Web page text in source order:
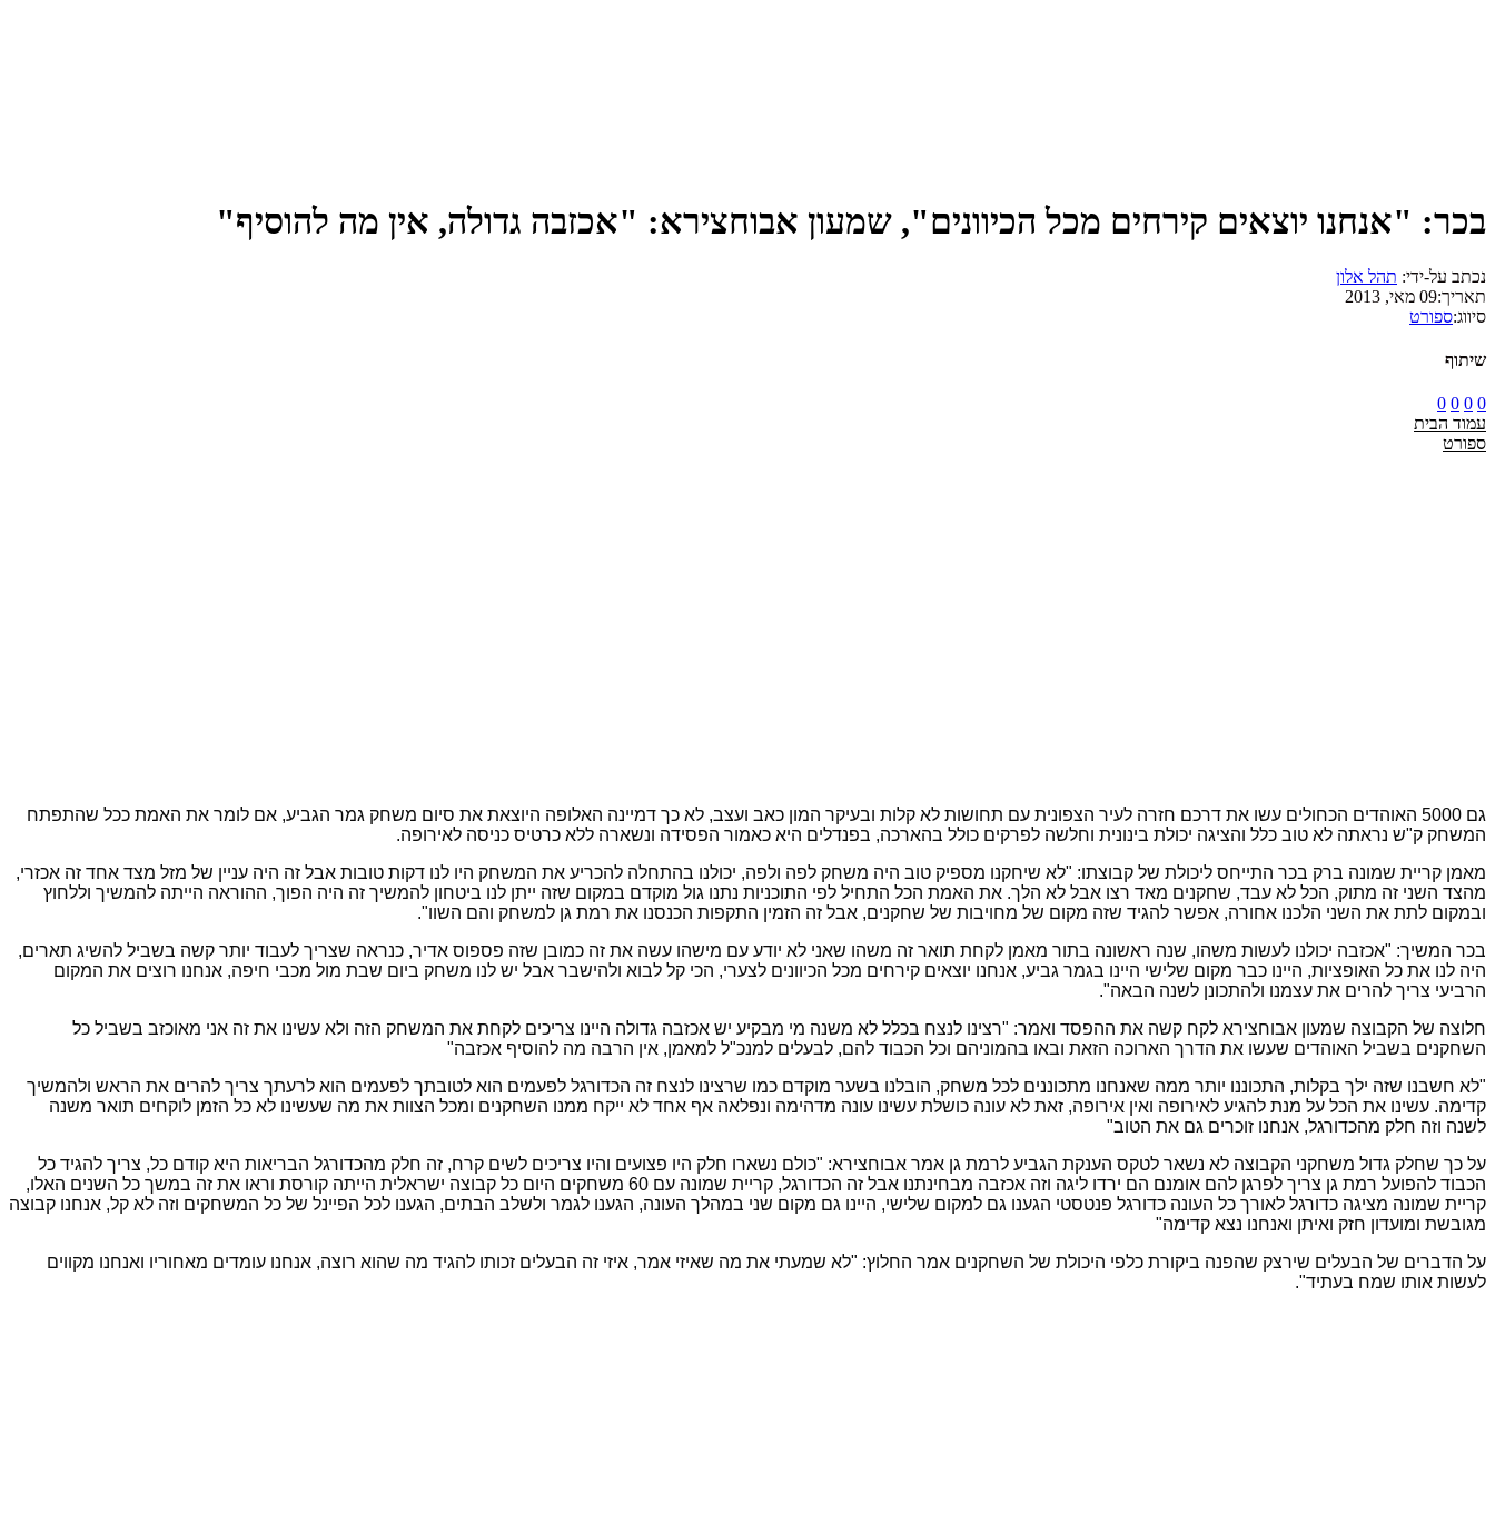
בכר: "אנחנו יוצאים קירחים מכל הכיוונים", שמעון אבוחצירא: "אכזבה גדולה, אין מה להוסיף"
נכתב על-ידי: תהל אלון
תאריך:09 מאי, 2013
סיווג:ספורט
שיתוף
0
0
0
0
עמוד הבית
ספורט
גם 5000 האוהדים הכחולים עשו את דרכם חזרה לעיר הצפונית עם תחושות לא קלות ובעיקר המון כאב ועצב, לא כך דמיינה האלופה היוצאת את סיום משחק גמר הגביע, אם לומר את האמת ככל שהתפתח
המשחק ק"ש נראתה לא טוב כלל והציגה יכולת בינונית וחלשה לפרקים כולל בהארכה, בפנדלים היא כאמור הפסידה ונשארה ללא כרטיס כניסה לאירופה.
מאמן קריית שמונה ברק בכר התייחס ליכולת של קבוצתו: "לא שיחקנו מספיק טוב היה משחק לפה ולפה, יכולנו בהתחלה להכריע את המשחק היו לנו דקות טובות אבל זה היה עניין של מזל מצד אחד זה אכזרי,
מהצד השני זה מתוק, הכל לא עבד, שחקנים מאד רצו אבל לא הלך. את האמת הכל התחיל לפי התוכניות נתנו גול מוקדם במקום שזה ייתן לנו ביטחון להמשיך זה היה הפוך, ההוראה הייתה להמשיך וללחוץ
ובמקום לתת את השני הלכנו אחורה, אפשר להגיד שזה מקום של מחויבות של שחקנים, אבל זה הזמין התקפות הכנסנו את רמת גן למשחק והם השוו".
בכר המשיך: "אכזבה יכולנו לעשות משהו, שנה ראשונה בתור מאמן לקחת תואר זה משהו שאני לא יודע עם מישהו עשה את זה כמובן שזה פספוס אדיר, כנראה שצריך לעבוד יותר קשה בשביל להשיג תארים,
היה לנו את כל האופציות, היינו כבר מקום שלישי היינו בגמר גביע, אנחנו יוצאים קירחים מכל הכיוונים לצערי, הכי קל לבוא ולהישבר אבל יש לנו משחק ביום שבת מול מכבי חיפה, אנחנו רוצים את המקום
הרביעי צריך להרים את עצמנו ולהתכונן לשנה הבאה".
חלוצה של הקבוצה שמעון אבוחצירא לקח קשה את ההפסד ואמר: "רצינו לנצח בכלל לא משנה מי מבקיע יש אכזבה גדולה היינו צריכים לקחת את המשחק הזה ולא עשינו את זה אני מאוכזב בשביל כל
השחקנים בשביל האוהדים שעשו את הדרך הארוכה הזאת ובאו בהמוניהם וכל הכבוד להם, לבעלים למנכ"ל למאמן, אין הרבה מה להוסיף אכזבה"
"לא חשבנו שזה ילך בקלות, התכוננו יותר ממה שאנחנו מתכוננים לכל משחק, הובלנו בשער מוקדם כמו שרצינו לנצח זה הכדורגל לפעמים הוא לטובתך לפעמים הוא לרעתך צריך להרים את הראש ולהמשיך
קדימה. עשינו את הכל על מנת להגיע לאירופה ואין אירופה, זאת לא עונה כושלת עשינו עונה מדהימה ונפלאה אף אחד לא ייקח ממנו השחקנים ומכל הצוות את מה שעשינו לא כל הזמן לוקחים תואר משנה
לשנה וזה חלק מהכדורגל, אנחנו זוכרים גם את הטוב"
על כך שחלק גדול משחקני הקבוצה לא נשאר לטקס הענקת הגביע לרמת גן אמר אבוחצירא: "כולם נשארו חלק היו פצועים והיו צריכים לשים קרח, זה חלק מהכדורגל הבריאות היא קודם כל, צריך להגיד כל
הכבוד להפועל רמת גן צריך לפרגן להם אומנם הם ירדו ליגה וזה אכזבה מבחינתנו אבל זה הכדורגל, קריית שמונה עם 60 משחקים היום כל קבוצה ישראלית הייתה קורסת וראו את זה במשך כל השנים האלו,
קריית שמונה מציגה כדורגל לאורך כל העונה כדורגל פנטסטי הגענו גם למקום שלישי, היינו גם מקום שני במהלך העונה, הגענו לגמר ולשלב הבתים, הגענו לכל הפיינל של כל המשחקים וזה לא קל, אנחנו קבוצה
מגובשת ומועדון חזק ואיתן ואנחנו נצא קדימה"
על הדברים של הבעלים שירצק שהפנה ביקורת כלפי היכולת של השחקנים אמר החלוץ: "לא שמעתי את מה שאיזי אמר, איזי זה הבעלים זכותו להגיד מה שהוא רוצה, אנחנו עומדים מאחוריו ואנחנו מקווים
לעשות אותו שמח בעתיד".